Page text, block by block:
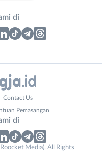
di
Contact Us
Pemasangan
di
Media). All Rights